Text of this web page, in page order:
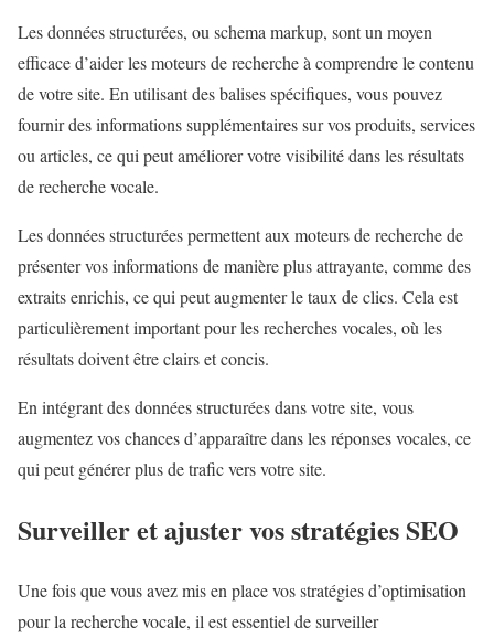
Les données structurées, ou schema markup, sont un moyen
efficace d’aider les moteurs de recherche à comprendre le contenu
de votre site. En utilisant des balises spécifiques, vous pouvez
fournir des informations supplémentaires sur vos produits, services
ou articles, ce qui peut améliorer votre visibilité dans les résultats
de recherche vocale.
Les données structurées permettent aux moteurs de recherche de
présenter vos informations de manière plus attrayante, comme des
extraits enrichis, ce qui peut augmenter le taux de clics. Cela est
particulièrement important pour les recherches vocales, où les
résultats doivent être clairs et concis.
En intégrant des données structurées dans votre site, vous
augmentez vos chances d’apparaître dans les réponses vocales, ce
qui peut générer plus de trafic vers votre site.
Surveiller et ajuster vos stratégies SEO
Une fois que vous avez mis en place vos stratégies d’optimisation
pour la recherche vocale, il est essentiel de surveiller